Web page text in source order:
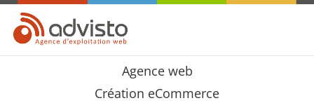
Agence web
Création eCommerce